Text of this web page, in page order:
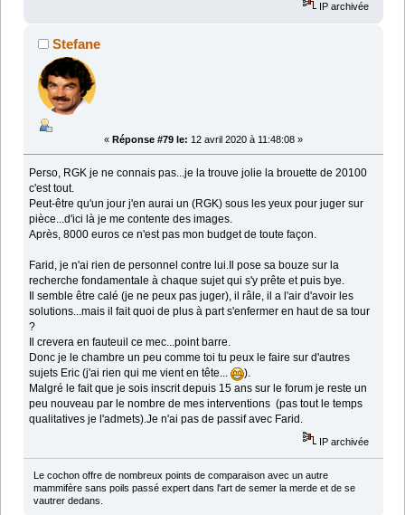
IP archivée
Stefane
« Réponse #79 le: 12 avril 2020 à 11:48:08 »
Perso, RGK je ne connais pas...je la trouve jolie la brouette de 20100
c'est tout.
Peut-être qu'un jour j'en aurai un (RGK) sous les yeux pour juger sur
pièce...d'ici là je me contente des images.
Après, 8000 euros ce n'est pas mon budget de toute façon.
Farid, je n'ai rien de personnel contre lui.Il pose sa bouze sur la
recherche fondamentale à chaque sujet qui s'y prête et puis bye.
Il semble être calé (je ne peux pas juger), il râle, il a l'air d'avoir les
solutions...mais il fait quoi de plus à part s'enfermer en haut de sa tour
?
Il crevera en fauteuil ce mec...point barre.
Donc je le chambre un peu comme toi tu peux le faire sur d'autres
sujets Eric (j'ai rien qui me vient en tête...
).
Malgré le fait que je sois inscrit depuis 15 ans sur le forum je reste un
peu nouveau par le nombre de mes interventions (pas tout le temps
qualitatives je l'admets).Je n'ai pas de passif avec Farid.
IP archivée
Le cochon offre de nombreux points de comparaison avec un autre
mammifère sans poils passé expert dans l'art de semer la merde et de se
vautrer dedans.